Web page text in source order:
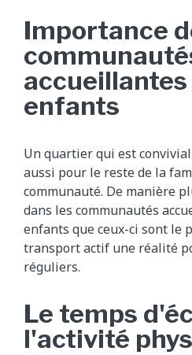
Importance
enfants
Un quartier qui est
aussi pour le reste de la
communauté. De manière
dans les communautés
enfants que ceux-ci sont le
transport actif une réalité
réguliers.
Le temps
l'activité